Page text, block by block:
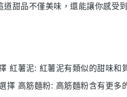
道甜品不僅美味，還能讓你感受
紅薯泥: 紅薯泥有類似的甜味和
擇 高筋麵粉: 高筋麵粉含有更多